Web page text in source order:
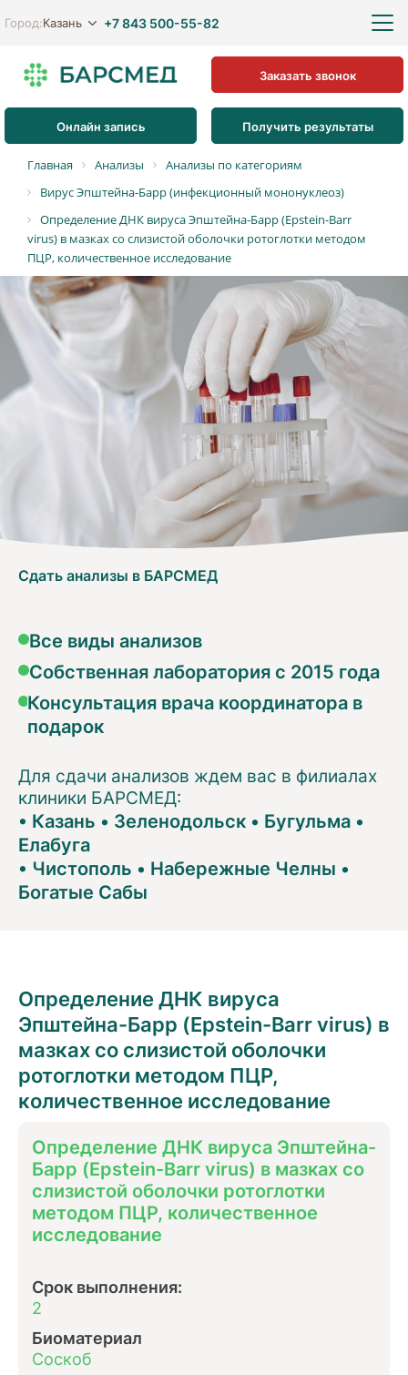
Город:Казань +7 843 500-55-82
Онлайн запись Получить результаты
Заказать звонок
Главная Анализы
Анализы по категориям
Вирус Эпштейна-Барр (инфекционный мононуклеоз)
Определение ДНК вируса Эпштейна-Барр (Epstein-Barr
virus) в мазках со слизистой оболочки ротоглотки методом
ПЦР, количественное исследование
Сдать анализы в БАРСМЕД
Все виды анализов
Собственная лаборатория с 2015 года
Консультация врача координатора в
подарок
Для сдачи анализов ждем вас в филиалах
клиники БАРСМЕД:
• Казань • Зеленодольск • Бугульма •
Елабуга
• Чистополь • Набережные Челны •
Богатые Сабы
Определение ДНК вируса
Эпштейна-Барр (Epstein-Barr virus) в
мазках со слизистой оболочки
ротоглотки методом ПЦР,
количественное исследование
Определение ДНК вируса Эпштейна-
Барр (Epstein-Barr virus) в мазках со
слизистой оболочки ротоглотки
методом ПЦР, количественное
исследование
Срок выполнения:
2
Биоматериал
Соскоб